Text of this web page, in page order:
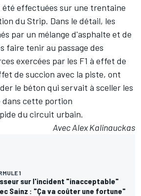
été effectuées sur une trentaine
du Strip. Dans le détail, les
par un mélange d'asphalte et de
faire tenir au passage des
exercées par les F1 à effet de
de succion avec la piste, ont
le béton qui servait à sceller les
dans cette portion
du circuit urbain.
Avec Alex Kalinauckas
1
sur l'incident "inacceptable"
Sainz : "Ça va coûter une fortune"